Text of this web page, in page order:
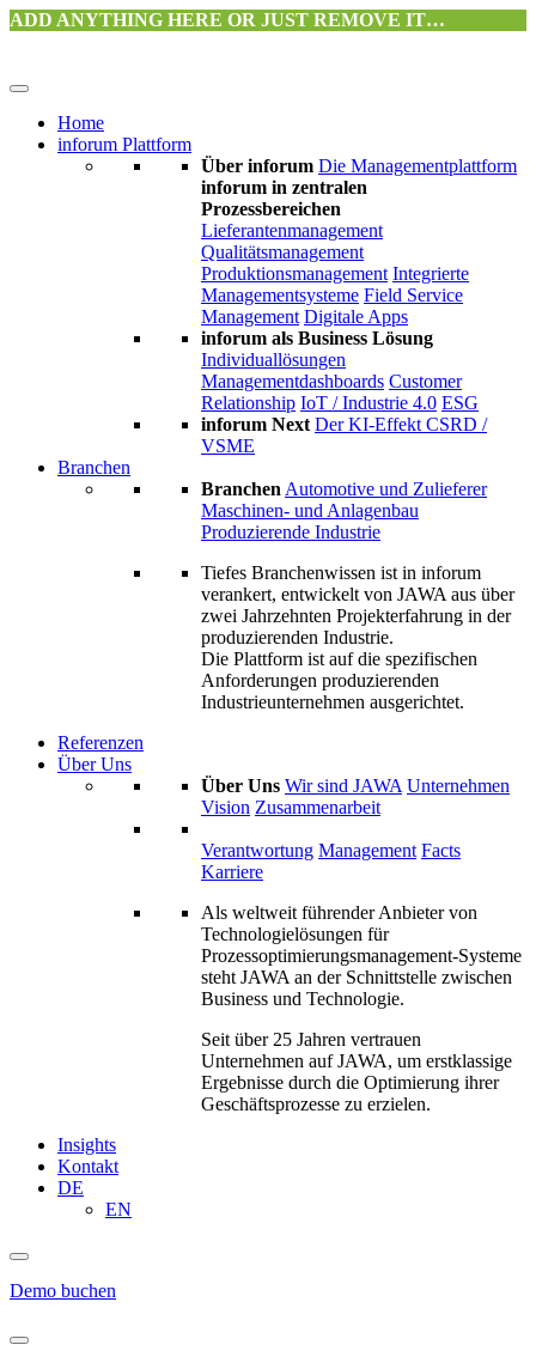
ADD ANYTHING HERE OR JUST REMOVE IT…
Home
inforum Plattform
Über inforum Die Managementplattform
inforum in zentralen
Prozessbereichen
Lieferantenmanagement
Qualitätsmanagement
Produktionsmanagement Integrierte
Managementsysteme Field Service
Management Digitale Apps
inforum als Business Lösung
Individuallösungen
Managementdashboards Customer
Relationship IoT / Industrie 4.0 ESG
inforum Next Der KI-Effekt CSRD /
VSME
Branchen
Branchen Automotive und Zulieferer
Maschinen- und Anlagenbau
Produzierende Industrie
Tiefes Branchenwissen ist in inforum
verankert, entwickelt von JAWA aus über
zwei Jahrzehnten Projekterfahrung in der
produzierenden Industrie.
Die Plattform ist auf die spezifischen
Anforderungen produzierenden
Industrieunternehmen ausgerichtet.
Referenzen
Über Uns
Über Uns Wir sind JAWA Unternehmen
Vision Zusammenarbeit
Verantwortung Management Facts
Karriere
Als weltweit führender Anbieter von
Technologielösungen für
Prozessoptimierungs­management-Systeme
steht JAWA an der Schnittstelle zwischen
Business und Technologie.
Seit über 25 Jahren vertrauen
Unternehmen auf JAWA, um erstklassige
Ergebnisse durch die Optimierung ihrer
Geschäftsprozesse zu erzielen.
Insights
Kontakt
DE
EN
Demo buchen